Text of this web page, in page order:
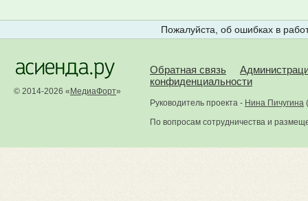
Пожалуйста, об ошибках в
© 2014-2026 « МедиаФорт»
Обратная связь
конфиденциальности
Руководитель проекта - Нина Пичугина (
По вопросам сотрудничества и